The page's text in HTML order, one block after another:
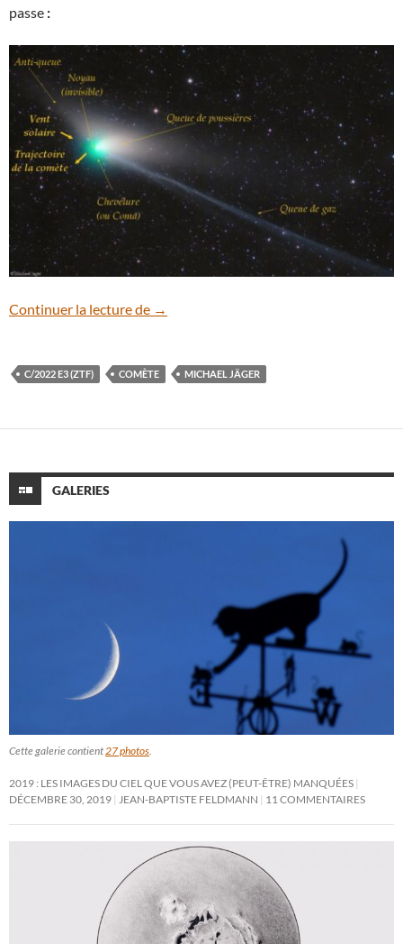
passe :
Continuer la lecture de Comète ZTF : ce que nous révèlent les
→
C/2022 E3 (ZTF) COMÈTE MICHAEL JÄGER
GALERIES
Cette galerie contient 27 photos
2019 : LES IMAGES DU CIEL QUE VOUS AVEZ (PEUT-ÊTRE) MANQUÉES
DÉCEMBRE 30, 2019
JEAN-BAPTISTE FELDMANN 11 COMMENTAIRES